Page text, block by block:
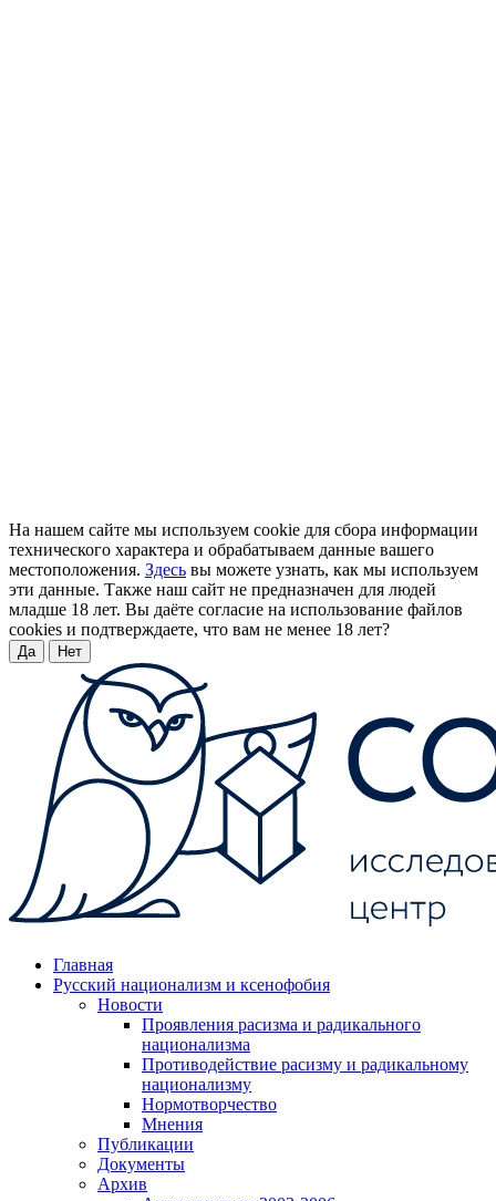
На нашем сайте мы используем cookie для сбора информации
технического характера и обрабатываем данные вашего
местоположения. Здесь вы можете узнать, как мы используем
эти данные. Также наш сайт не предназначен для людей
младше 18 лет. Вы даёте согласие на использование файлов
cookies и подтверждаете, что вам не менее 18 лет?
Да Нет
Главная
Русский национализм и ксенофобия
Новости
Проявления расизма и радикального
национализма
Противодействие расизму и радикальному
национализму
Нормотворчество
Мнения
Публикации
Документы
Архив